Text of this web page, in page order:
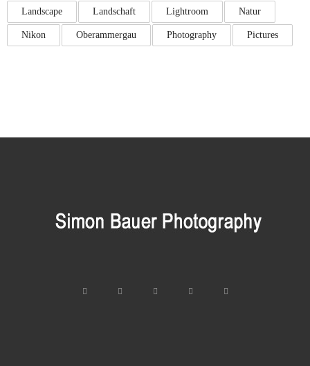
Landscape Landschaft Lightroom Natur
Nikon Oberammergau Photography Pictures